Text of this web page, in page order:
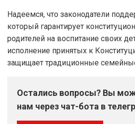
Надеемся, что законодатели
который гарантирует
родителей на воспитание своих
исполнение принятых к
защищает традиционные
Остались вопросы? Вы
нам через чат-бота в